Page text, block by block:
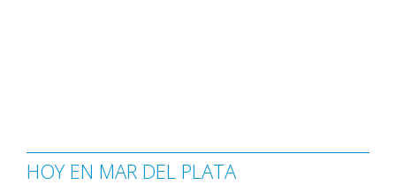
HOY EN MAR DEL PLATA